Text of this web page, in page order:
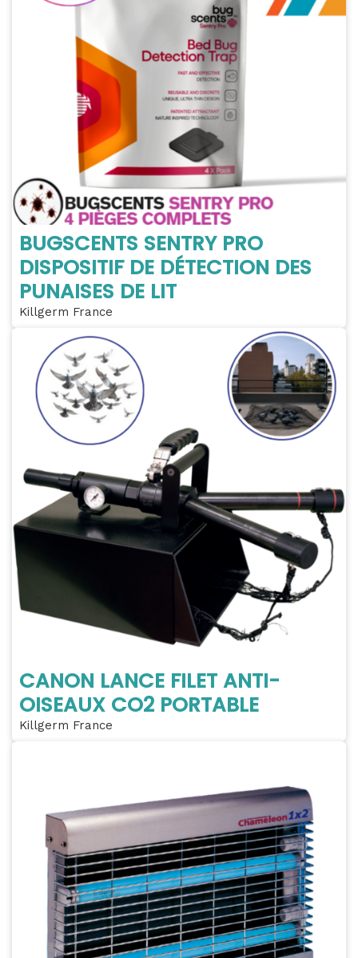
BUGSCENTS SENTRY PRO
DISPOSITIF DE DÉTECTION DES
PUNAISES DE LIT
Killgerm France
CANON LANCE FILET ANTI-
OISEAUX CO2 PORTABLE
Killgerm France